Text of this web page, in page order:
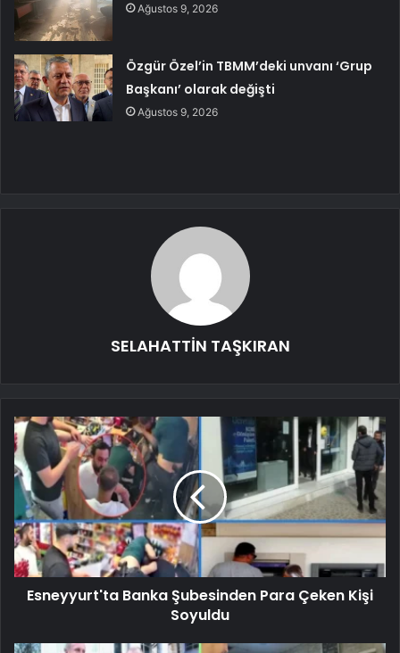
Ağustos 9, 2026
Özgür Özel’in TBMM’deki unvanı ‘Grup
Başkanı’ olarak değişti
Ağustos 9, 2026
SELAHATTİN TAŞKIRAN
Esneyyurt'ta Banka Şubesinden Para Çeken Kişi
Soyuldu